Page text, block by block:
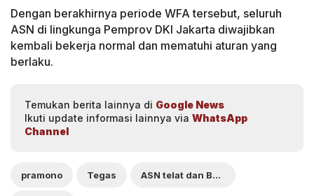
Dengan berakhirnya periode WFA tersebut, seluruh
ASN di lingkunga Pemprov DKI Jakarta diwajibkan
kembali bekerja normal dan mematuhi aturan yang
berlaku.
Temukan berita lainnya di Google News
Ikuti update informasi lainnya via WhatsApp
Channel
pramono Tegas ASN telat dan Bolos